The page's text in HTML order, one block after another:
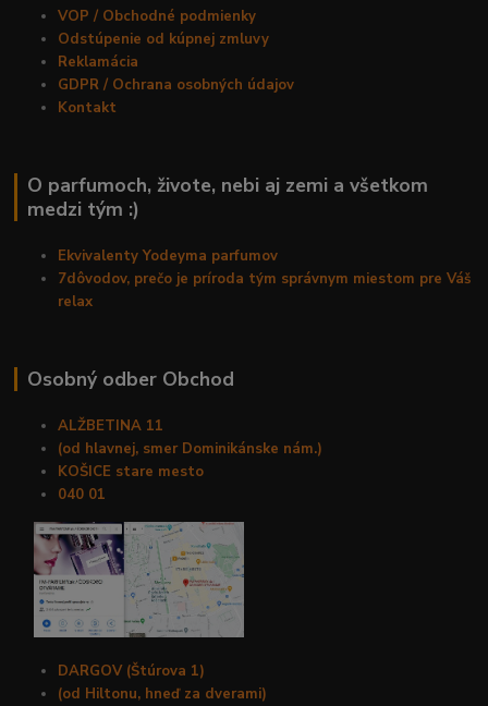
VOP / Obchodné podmienky
Odstúpenie od kúpnej zmluvy
Reklamácia
GDPR / Ochrana osobných údajov
Kontakt
O parfumoch, živote, nebi aj zemi a všetkom
medzi tým :)
Ekvivalenty Yodeyma parfumov
7dôvodov, prečo je príroda tým správnym miestom pre Váš
relax
Osobný odber Obchod
ALŽBETINA 11
(od hlavnej, smer Dominikánske nám.)
KOŠICE stare mesto
040 01
DARGOV (Štúrova 1)
(od Hiltonu, hneď za dverami)